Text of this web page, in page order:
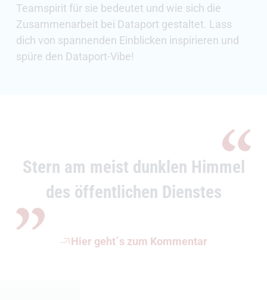
Teamspirit für sie bedeutet und wie sich die
Zusammenarbeit bei Dataport gestaltet. Lass
dich von spannenden Einblicken inspirieren und
spüre den Dataport-Vibe!
Stern am meist dunklen Himmel
des öffentlichen Dienstes
Hier geht´s zum Kommentar
(Öffnet externen Link)